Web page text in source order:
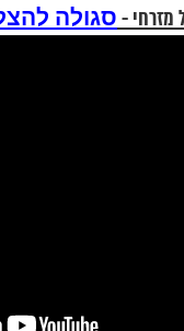
מזרחי -סגולה